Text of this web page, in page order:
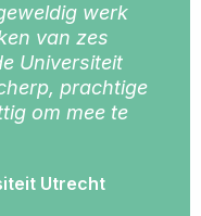
werk
van zes
Universiteit
prachtige
om mee te
Utrecht